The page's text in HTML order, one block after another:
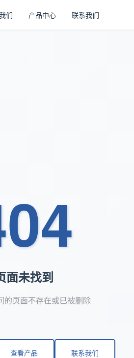
们 产品中心 联系我们
面未找到
的页面不存在或已被删除
查看产品 联系我们